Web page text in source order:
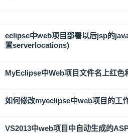
eclipse中web项目部署以后jsp的
置serverlocations)
MyEclipse中Web项目文件名上红色
如何修改myeclipse中web项目的工
VS2013中web项目中自动生成的